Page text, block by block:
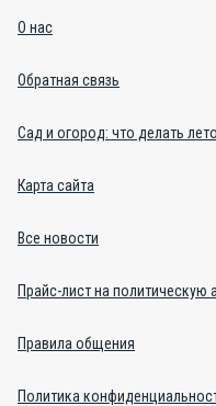
О нас
Обратная связь
Сад и огород: что делать
Карта сайта
Все новости
Прайс-лист на политическую
Правила общения
Политика